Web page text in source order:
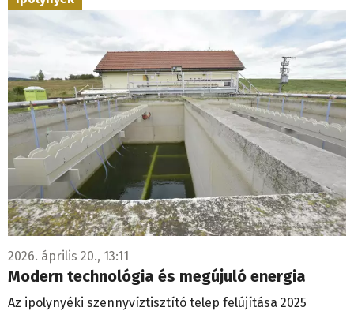
2026. április 20., 13:11
Modern technológia és megújuló energia
Az ipolynyéki szennyvíztisztító telep felújítása 2025